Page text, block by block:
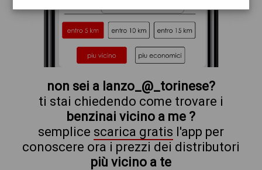
non sei a lanzo_@_torinese?
ti stai chiedendo come trovare i
benzinai vicino a me ?
semplice scarica gratis l'app per
conoscere ora i prezzi dei distributori
più vicino a te